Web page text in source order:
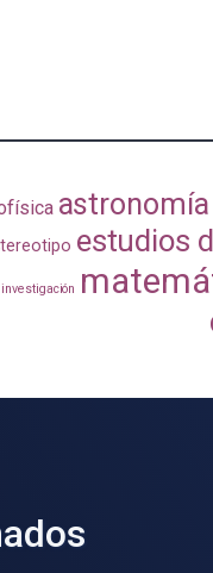
astronomía
estudios
investigación